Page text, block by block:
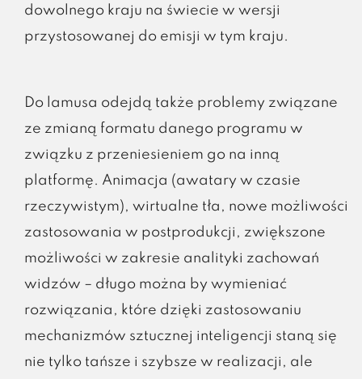
dowolnego kraju na świecie w wersji
przystosowanej do emisji w tym kraju.
Do lamusa odejdą także problemy związane
ze zmianą formatu danego programu w
związku z przeniesieniem go na inną
platformę. Animacja (awatary w czasie
rzeczywistym), wirtualne tła, nowe możliwości
zastosowania w postprodukcji, zwiększone
możliwości w zakresie analityki zachowań
widzów – długo można by wymieniać
rozwiązania, które dzięki zastosowaniu
mechanizmów sztucznej inteligencji staną się
nie tylko tańsze i szybsze w realizacji, ale